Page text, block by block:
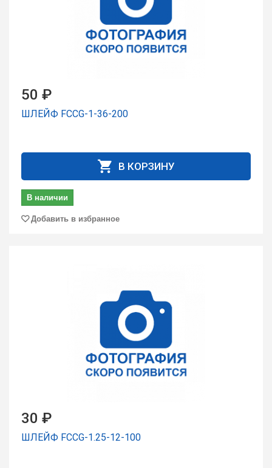
50 ₽
ШЛЕЙФ FCCG-1-36-200
В КОРЗИНУ
В наличии
Добавить в избранное
30 ₽
ШЛЕЙФ FCCG-1.25-12-100